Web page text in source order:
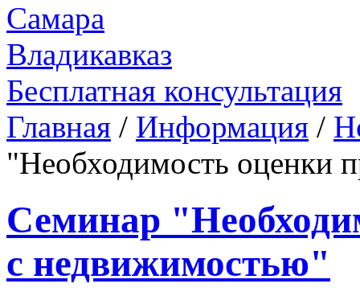
Самара
Владикавказ
Бесплатная консультация
Главная / Информация /
"Необходимость оценки
Семинар
с недвижимостью"